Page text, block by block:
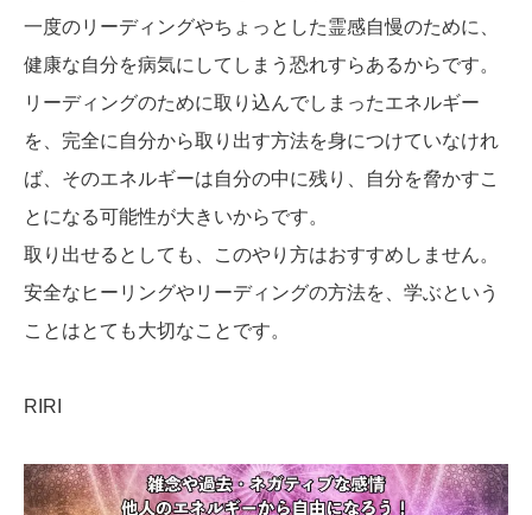
一度のリーディングやちょっとした霊感自慢のために、
健康な自分を病気にしてしまう恐れすらあるからです。
リーディングのために取り込んでしまったエネルギー
を、完全に自分から取り出す方法を身につけていなけれ
ば、そのエネルギーは自分の中に残り、自分を脅かすこ
とになる可能性が大きいからです。
取り出せるとしても、このやり方はおすすめしません。
安全なヒーリングやリーディングの方法を、学ぶという
ことはとても大切なことです。
RIRI